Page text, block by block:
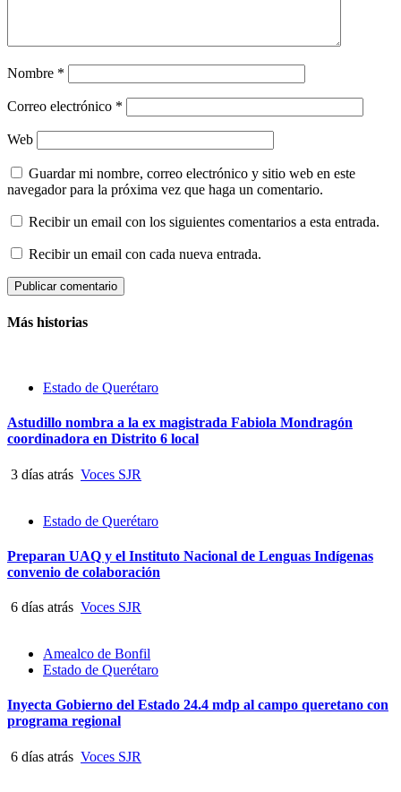
Nombre *
Correo electrónico *
Web
Guardar mi nombre, correo electrónico y sitio web en este
navegador para la próxima vez que haga un comentario.
Recibir un email con los siguientes comentarios a esta entrada.
Recibir un email con cada nueva entrada.
Más historias
Estado de Querétaro
Astudillo nombra a la ex magistrada Fabiola Mondragón
coordinadora en Distrito 6 local
3 días atrás Voces SJR
Estado de Querétaro
Preparan UAQ y el Instituto Nacional de Lenguas Indígenas
convenio de colaboración
6 días atrás Voces SJR
Amealco de Bonfil
Estado de Querétaro
Inyecta Gobierno del Estado 24.4 mdp al campo queretano con
programa regional
6 días atrás Voces SJR